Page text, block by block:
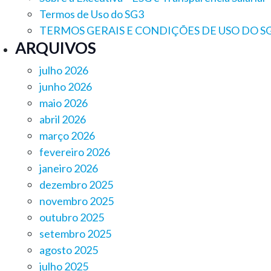
Termos de Uso do SG3
TERMOS GERAIS E CONDIÇÕES DE USO DO
ARQUIVOS
julho 2026
junho 2026
maio 2026
abril 2026
março 2026
fevereiro 2026
janeiro 2026
dezembro 2025
novembro 2025
outubro 2025
setembro 2025
agosto 2025
julho 2025